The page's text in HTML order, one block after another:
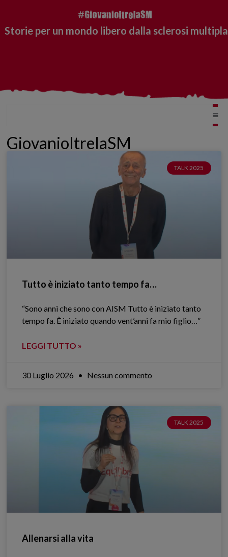
Storie per un mondo libero dalla sclerosi multipla
GiovanioltrelaSM
TALK 2025
Tutto è iniziato tanto tempo fa…
“Sono anni che sono con AISM Tutto è iniziato tanto
tempo fa. È iniziato quando vent’anni fa mio figlio…”
LEGGI TUTTO »
30 Luglio 2026 Nessun commento
TALK 2025
Allenarsi alla vita